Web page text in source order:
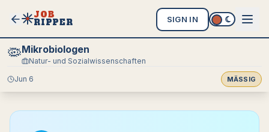
JOB
RIPPER SIGN IN
🦠Mikrobiologen
Natur- und Sozialwissenschaften
Jun 6
MÄSSIG